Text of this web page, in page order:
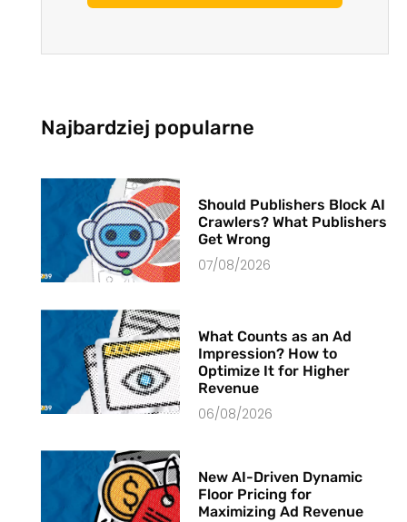
Najbardziej popularne
Should Publishers Block AI
Crawlers? What Publishers
Get Wrong
07/08/2026
What Counts as an Ad
Impression? How to
Optimize It for Higher
Revenue
06/08/2026
New AI-Driven Dynamic
Floor Pricing for
Maximizing Ad Revenue